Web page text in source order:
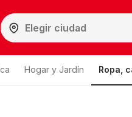
Hogar y Jardín Ropa,